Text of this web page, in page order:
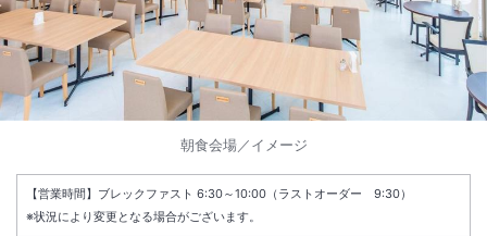
朝食会場／イメージ
【営業時間】ブレックファスト 6:30～10:00（ラストオーダー 9:30）
※状況により変更となる場合がございます。